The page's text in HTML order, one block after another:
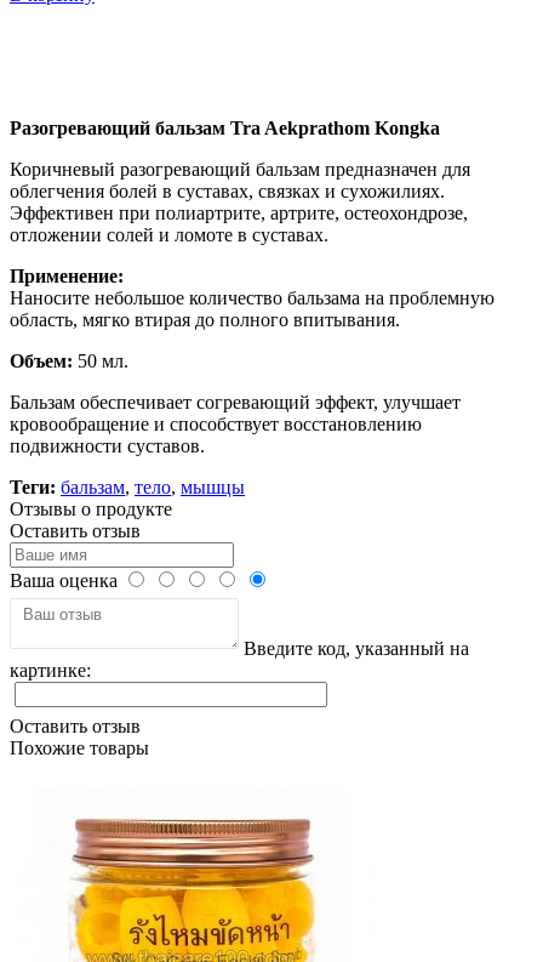
Разогревающий бальзам Tra Aekprathom Kongka
Коричневый разогревающий бальзам предназначен для
облегчения болей в суставах, связках и сухожилиях.
Эффективен при полиартрите, артрите, остеохондрозе,
отложении солей и ломоте в суставах.
Применение:
Наносите небольшое количество бальзама на проблемную
область, мягко втирая до полного впитывания.
Объем: 50 мл.
Бальзам обеспечивает согревающий эффект, улучшает
кровообращение и способствует восстановлению
подвижности суставов.
Теги: бальзам, тело, мышцы
Отзывы о продукте
Оставить отзыв
Ваша оценка
Введите код, указанный на
картинке:
Оставить отзыв
Похожие товары